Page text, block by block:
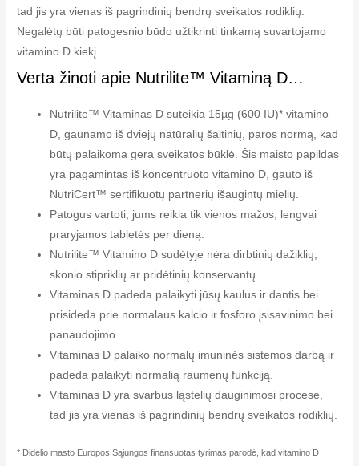
tad jis yra vienas iš pagrindinių bendrų sveikatos rodiklių.
Negalėtų būti patogesnio būdo užtikrinti tinkamą suvartojamo
vitamino D kiekį.
Verta žinoti apie Nutrilite™ Vitaminą D…
Nutrilite™ Vitaminas D suteikia 15µg (600 IU)* vitamino
D, gaunamo iš dviejų natūralių šaltinių, paros normą, kad
būtų palaikoma gera sveikatos būklė. Šis maisto papildas
yra pagamintas iš koncentruoto vitamino D, gauto iš
NutriCert™ sertifikuotų partnerių išaugintų mielių.
Patogus vartoti, jums reikia tik vienos mažos, lengvai
praryjamos tabletės per dieną.
Nutrilite™ Vitamino D sudėtyje nėra dirbtinių dažiklių,
skonio stipriklių ar pridėtinių konservantų.
Vitaminas D padeda palaikyti jūsų kaulus ir dantis bei
prisideda prie normalaus kalcio ir fosforo įsisavinimo bei
panaudojimo.
Vitaminas D palaiko normalų imuninės sistemos darbą ir
padeda palaikyti normalią raumenų funkciją.
Vitaminas D yra svarbus ląstelių dauginimosi procese,
tad jis yra vienas iš pagrindinių bendrų sveikatos rodiklių.
* Didelio masto Europos Sąjungos finansuotas tyrimas parodė, kad vitamino D